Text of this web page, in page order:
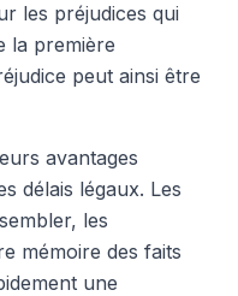
les préjudices qui
la première
peut ainsi être
avantages
délais légaux. Les
les
mémoire des faits
une